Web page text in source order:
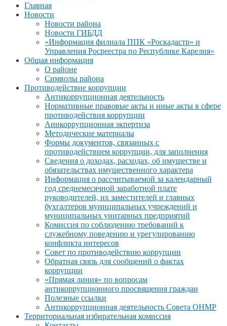
Главная
Новости
Новости района
Новости ГИБДД
«Информация филиала ППК «Роскадастр» и
Управления Росреестра по Республике Карелия»
Общая информация
О районе
Символы района
Противодействие коррупции
Антикоррупционная деятельность
Нормативные правовые акты и иные акты в сфере
противодействия коррупции
Аникоррупционная экпертиза
Методические материалы
Формы документов, связанных с
противодействием коррупции, для заполнения
Сведения о доходах, расходах, об имуществе и
обязательствах имущественного характера
Информация о рассчитываемой за календарный
год среднемесячной заработной плате
руководителей, их заместителей и главных
бухгалтеров муниципальных учреждений и
муниципальных унитарных предприятий
Комиссия по соблюдению требований к
служебному поведению и урегулированию
конфликта интересов
Совет по противодействию коррупции
Обратная связь для сообщений о фактах
коррупции
«Прямая линия» по вопросам
антикоррупционного просвящения граждан
Полезные ссылки
Антикоррупционная деятельность Совета ОНМР
Территориальная избирательная комиссия